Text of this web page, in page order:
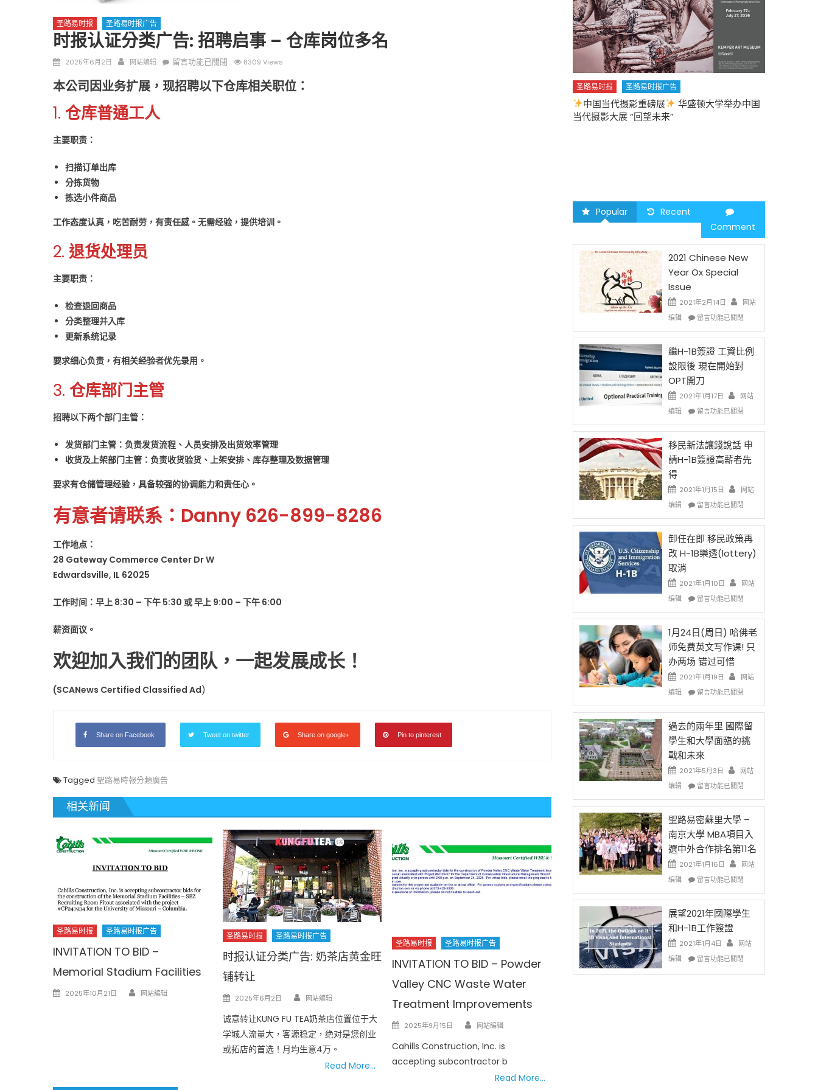
圣路易时报 圣路易时报广告
时报认证分类广告: 招聘启事 – 仓库岗位多名
Posted
2025年6月2日 Author
网站编辑
在
报
启
事
留言功能已關閉 8309 Views
本公司因业务扩展，现招聘以下仓库相关职位：
1. 仓库普通工人
主要职责：
扫描订单出库
分拣货物
拣选小件商品
工作态度认真，吃苦耐劳，有责任感。无需经验，提供培训。
2. 退货处理员
主要职责：
检查退回商品
分类整理并入库
更新系统记录
要求细心负责，有相关经验者优先录用。
3. 仓库部门主管
招聘以下两个部门主管：
发货部门主管：负责发货流程、人员安排及出货效率管理
收货及上架部门主管：负责收货验货、上架安排、库存整理及数据管理
要求有仓储管理经验，具备较强的协调能力和责任心。
有意者请联系：Danny 626-899-8286
工作地点：
28 Gateway Commerce Center Dr W
Edwardsville, IL 62025
工作时间：早上 8:30 – 下午 5:30 或 早上 9:00 – 下午 6:00
薪资面议。
欢迎加入我们的团队，一起发展成长！
(SCANews Certified Classified Ad)
Share on Facebook Tweet on twitter Share on google+ Pin to pinterest
Tagged 聖路易時報分類廣告
相关新闻
圣路易时报 圣路易时报广告
INVITATION TO BID –
Memorial Stadium Facilities
Posted
2025年10月21日 Author
网站编辑
圣路易时报 圣路易时报广告
时报认证分类广告: 奶茶店黄金旺
铺转让
Posted
2025年6月2日 Author
网站编辑
诚意转让KUNG FU TEA奶茶店位置位于大
学城人流量大，客源稳定，绝对是您创业
或拓店的首选！月均生意4万。
Read More…
圣路易时报 圣路易时报广告
INVITATION TO BID – Powder
Valley CNC Waste Water
Treatment Improvements
Posted
2025年9月15日 Author
网站编辑
Cahills Construction, Inc. is
accepting subcontractor b
Read More…
Lu Team 卢长志
圣路易时报 圣路易时报广告
中国当代摄影重磅展
华盛顿大学举办中国
当代摄影大展 “回望未来”
Popular
Recent
Comment
2021 Chinese New
Year Ox Special
Issue
2021年2月14日
网站
编辑
在
Chinese
New
Year
Ox
Special
Issue〉
中
留言功能已關閉
繼H-1B簽證 工資比例
設限後 現在開始對
OPT開刀
2021年1月17日
网站
编辑
在
H-
1B
簽
證
資
比
設
限
後
現
開
始
對
OPT
開
刀〉
中
留言功能已關閉
移民新法讓錢說話 申
請H-1B簽證高薪者先
得
2021年1月15日
网站
编辑
在
民
新
法
讓
說
話
請
H-
1B
簽
證
高
薪
者
先
得〉
中
留言功能已關閉
卸任在即 移民政策再
改 H-1B樂透(lottery)
取消
2021年1月10日
网站
编辑
在
任
在
即
移
民
政
策
改
H-
1B
樂
透
(lottery)
取
消〉
中
留言功能已關閉
1月24日(周日) 哈佛老
师免费英文写作课! 只
办两场 错过可惜
2021年1月19日
网站
编辑
在
月
24
日
(周
日)
哈
佛
师
免
费
英
文
写
作
课!
只
办
场
错
过
惜〉
留言功能已關閉
過去的兩年里 國際留
學生和大學面臨的挑
戰和未來
2021年5月3日
网站
编辑
在
去
的
兩
年
里
國
際
學
生
大
學
面
留言功能已關閉
聖路易密蘇里大學 –
南京大學 MBA項目入
選中外合作排名第11名
2021年1月16日
网站
编辑
在
路
易
密
蘇
里
大
留言功能已關閉
展望2021年國際學生
和H-1B工作簽證
2021年1月4日
网站
编辑
在
留言功能已關閉